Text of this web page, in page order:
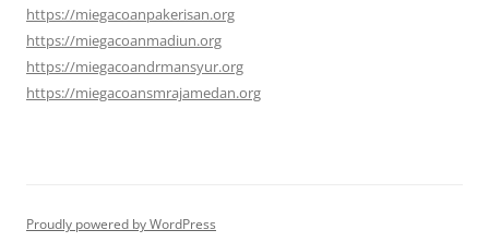
https://miegacoanpakerisan.org
https://miegacoanmadiun.org
https://miegacoandrmansyur.org
https://miegacoansmrajamedan.org
Proudly powered by WordPress